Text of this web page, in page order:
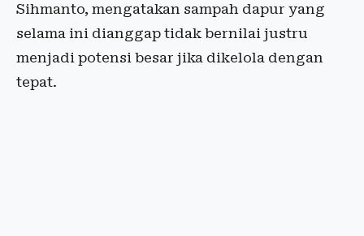
Sihmanto, mengatakan sampah dapur yang
selama ini dianggap tidak bernilai justru
menjadi potensi besar jika dikelola dengan
tepat.